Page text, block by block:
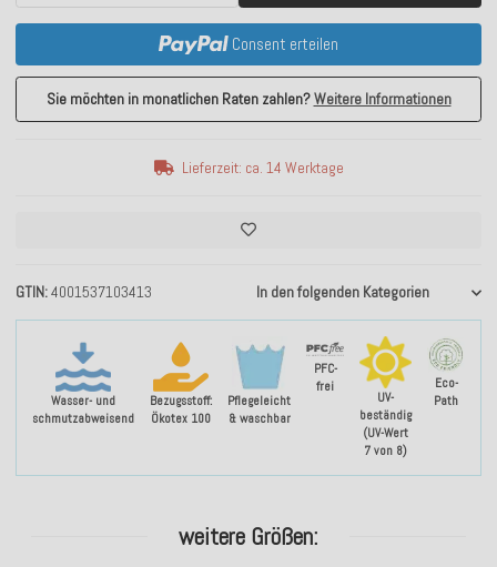
Wasser- und
schmutzabweisend
Bezugsstoff:
Ökotex 100
Pflegeleicht
& waschbar
PFC-
frei
UV-
beständig
(UV-Wert
7 von 8)
Eco-
Path
GTIN 4001537103413 In den folgenden Kategorien
Consent erteilen
Sie möchten in monatlichen Raten zahlen?Weitere Informationen
Lieferzeit: ca. 14 Werktage
weitere Größen: